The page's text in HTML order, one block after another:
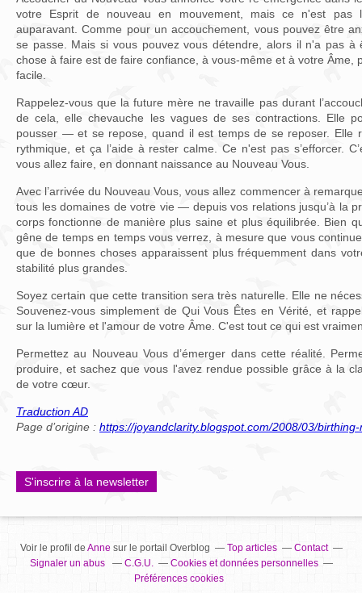
votre Esprit de nouveau en mouvement, mais ce n'est pas
auparavant. Comme pour un accouchement, vous pouvez être
se passe. Mais si vous pouvez vous détendre, alors il n'a pas à
chose à faire est de faire confiance, à vous-même et à votre Âme,
facile.
Rappelez-vous que la future mère ne travaille pas durant
de cela, elle chevauche les vagues de ses contractions. Elle
pousser — et se repose, quand il est temps de se reposer. Elle
rythmique, et ça l’aide à rester calme. Ce n'est pas s’efforcer.
vous allez faire, en donnant naissance au Nouveau Vous.
Avec l’arrivée du Nouveau Vous, vous allez commencer à
tous les domaines de votre vie — depuis vos relations jusqu’à la
corps fonctionne de manière plus saine et plus équilibrée. Bien
gêne de temps en temps vous verrez, à mesure que vous
que de bonnes choses apparaissent plus fréquemment dans
stabilité plus grandes.
Soyez certain que cette transition sera très naturelle. Elle ne
Souvenez-vous simplement de Qui Vous Êtes en Vérité, et
sur la lumière et l'amour de votre Âme. C'est tout ce qui est
Permettez au Nouveau Vous d’émerger dans cette réalité.
produire, et sachez que vous l'avez rendue possible grâce à la
de votre cœur.
Traduction AD
Page d’origine : https://joyandclarity.blogspot.com/2008/03/
S'inscrire à la newsletter
Voir le profil de Anne sur le portail Overblog Top articles
Contact
Signaler un abus
C.G.U.
Cookies et données personnelles
Préférences cookies